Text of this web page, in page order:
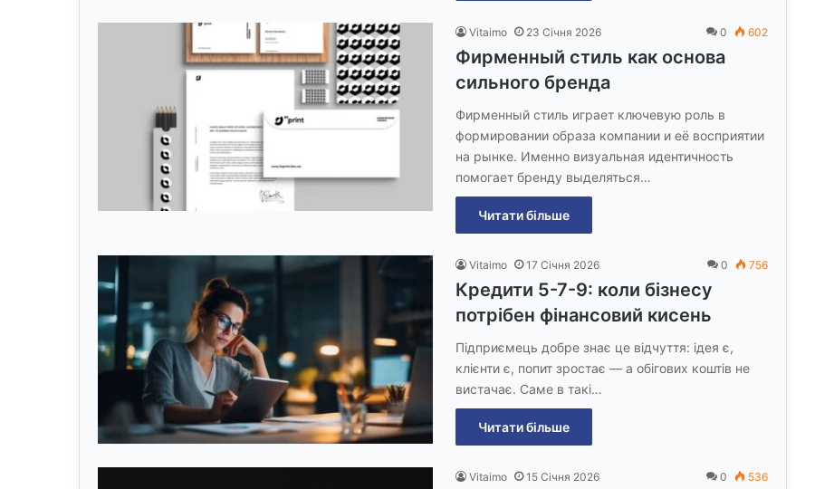
Vitaimo 23 Січня 2026 0 602
Фирменный стиль как основа
сильного бренда
Фирменный стиль играет ключевую роль в
формировании образа компании и её восприятии
на рынке. Именно визуальная идентичность
помогает бренду выделяться…
Читати більше
Vitaimo 17 Січня 2026 0 756
Кредити 5-7-9: коли бізнесу
потрібен фінансовий кисень
Підприємець добре знає це відчуття: ідея є,
клієнти є, попит зростає — а обігових коштів не
вистачає. Саме в такі…
Читати більше
Vitaimo 15 Січня 2026 0 536